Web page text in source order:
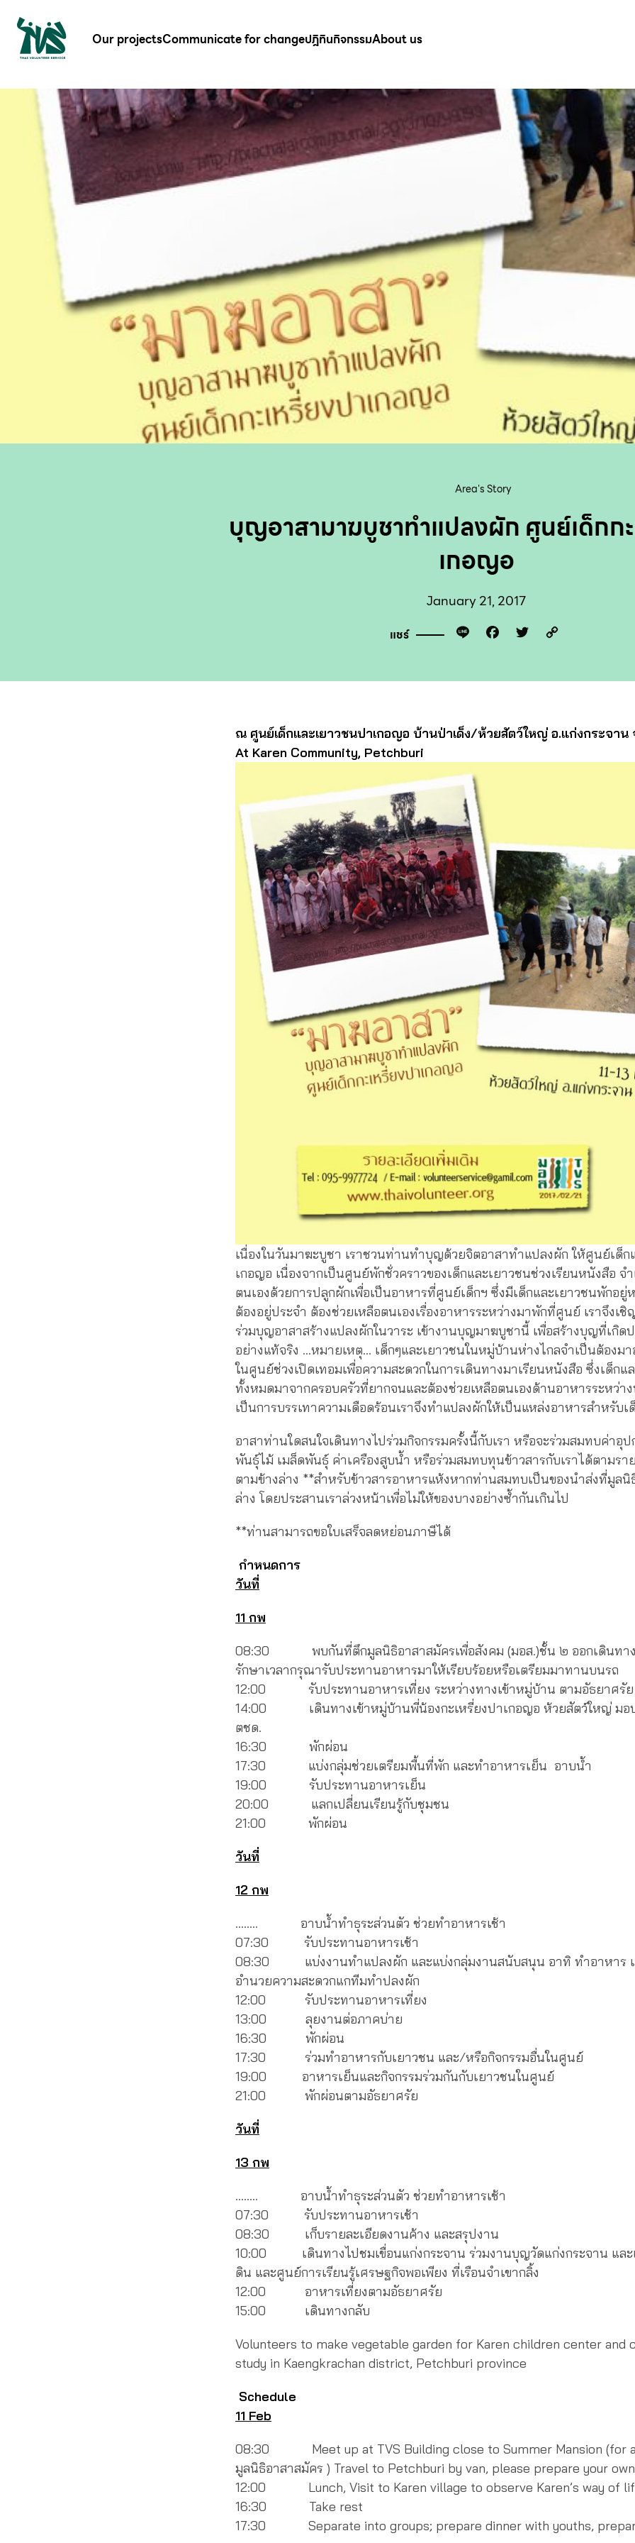
Our projectsCommunicate for changeปฎิทินกิจกรรมAbout us
Area's Story
บุญอาสามาฆบูชาทำแปลงผัก ศูนย์เด็กกะ
เกอญอ
January 21, 2017
แชร์ Line Facebook
Twitter
ณ ศูนย์เด็กและเยาวชนปาเกอญอ บ้านป่าเด็ง/ห้วยสัตว์ใหญ่ อ.แก่งกระจาน
At Karen Community, Petchburi
เนื่องในวันมาฆะบูชา เราชวนท่านทำบุญด้วยจิตอาสาทำแปลงผัก ให้ศูนย์เด็ก
เกอญอ เนื่องจากเป็นศูนย์พักชั่วคราวของเด็กและเยาวชนช่วงเรียนหนังสือ จ
ตนเองด้วยการปลูกผักเพื่อเป็นอาหารที่ศูนย์เด็กฯ ซึ่งมีเด็กและเยาวชนพักอยู่
ต้องอยู่ประจำ ต้องช่วยเหลือตนเองเรื่องอาหารระหว่างมาพักที่ศูนย์ เราจึงเ
ร่วมบุญอาสาสร้างแปลงผักในวาระ เข้างานบุญมาฆบูชานี้ เพื่อสร้างบุญที่เกิด
อย่างแท้จริง …หมายเหตุ… เด็กๆและเยาวชนในหมู่บ้านห่างไกลจำเป็นต้องม
ในศูนย์ช่วงเปิดเทอมเพื่อความสะดวกในการเดินทางมาเรียนหนังสือ ซึ่งเด็กแ
ทั้งหมดมาจากครอบครัวที่ยากจนและต้องช่วยเหลือตนเองด้านอาหารระหว่า
เป็นการบรรเทาความเดือดร้อนเราจึงทำแปลงผักให้เป็นแหล่งอาหารสำหรับเ
อาสาท่านใดสนใจเดินทางไปร่วมกิจกรรมครั้งนี้กับเรา หรือจะร่วมสมทบค่าอุ
พันธุ์ไม้ เมล็ดพันธุ์ ค่าเครืองสูบน้ำ หรือร่วมสมทบทุนข้าวสารกับเราได้ตามรา
ตามข้างล่าง **สำหรับข้าวสารอาหารแห้งหากท่านสมทบเป็นของนำส่งที่มูลนิ
ล่าง โดยประสานเราล่วงหน้าเพื่อไม่ให้ของบางอย่างซ้ำกันเกินไป
**ท่านสามารถขอใบเสร็จลดหย่อนภาษีได้
กำหนดการ
วันที่
11 กพ
08:30 พบกันที่ตึกมูลนิธิอาสาสมัครเพื่อสังคม (มอส.)ชั้น ๒ ออกเดินทาง
รักษาเวลากรุณารับประทานอาหารมาให้เรียบร้อยหรือเตรียมมาทานบนรถ
12:00 รับประทานอาหารเที่ยง ระหว่างทางเข้าหมู่บ้าน ตามอัธยาศรัย
14:00 เดินทางเข้าหมู่บ้านพี่น้องกะเหรี่ยงปาเกอญอ ห้วยสัตว์ใหญ่ มอบ
ตชด.
16:30 พักผ่อน
17:30 แบ่งกลุ่มช่วยเตรียมพื้นที่พัก และทำอาหารเย็น อาบน้ำ
19:00 รับประทานอาหารเย็น
20:00 แลกเปลี่ยนเรียนรู้กับชุมชน
21:00 พักผ่อน
วันที่
12 กพ
…….. อาบน้ำทำธุระส่วนตัว ช่วยทำอาหารเช้า
07:30 รับประทานอาหารเช้า
08:30 แบ่งงานทำแปลงผัก และแบ่งกลุ่มงานสนับสนุน อาทิ ทำอาหาร เ
อำนวยความสะดวกแกทีมทำปลงผัก
12:00 รับประทานอาหารเที่ยง
13:00 ลุยงานต่อภาคบ่าย
16:30 พักผ่อน
17:30 ร่วมทำอาหารกับเยาวชน และ/หรือกิจกรรมอื่นในศูนย์
19:00 อาหารเย็นและกิจกรรมร่วมกันกับเยาวชนในศูนย์
21:00 พักผ่อนตามอัธยาศรัย
วันที่
13 กพ
…….. อาบน้ำทำธุระส่วนตัว ช่วยทำอาหารเช้า
07:30 รับประทานอาหารเช้า
08:30 เก็บรายละเอียดงานค้าง และสรุปงาน
10:00 เดินทางไปชมเขื่อนแก่งกระจาน ร่วมงานบุญวัดแก่งกระจาน แล
ดิน และศูนย์การเรียนรู้เศรษฐกิจพอเพียง ที่เรือนจำเขากลิ้ง
12:00 อาหารเที่ยงตามอัธยาศรัย
15:00 เดินทางกลับ
Volunteers to make vegetable garden for Karen children center and
study in Kaengkrachan district, Petchburi province
Schedule
11 Feb
08:30 Meet up at TVS Building close to Summer Mansion (for
มูลนิธิอาสาสมัคร ) Travel to Petchburi by van, please prepare your
12:00 Lunch, Visit to Karen village to observe Karen’s way of
16:30 Take rest
17:30 Separate into groups; prepare dinner with youths,